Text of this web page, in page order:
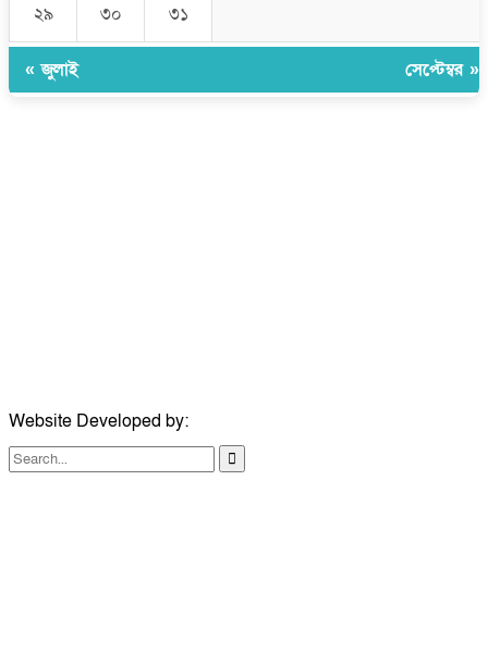
২৯ ৩০ ৩১
« জুলাই সেপ্টেম্বর »
Website Developed by: